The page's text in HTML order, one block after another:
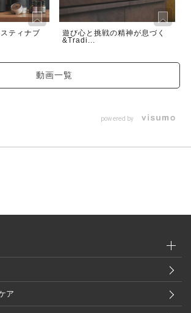
ティナブ
遊び心と挑戦の精神が息づく
&Tradi...
動画一覧
powered by
ア